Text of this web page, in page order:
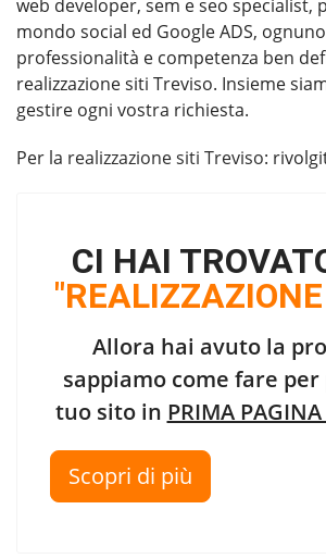
web developer, sem e seo specialist,
mondo social ed Google ADS,
professionalità e competenza ben
realizzazione siti Treviso. Insieme
gestire ogni vostra richiesta.
Per la realizzazione siti Treviso:
CI HAI
Allora hai avuto la
sappiamo come fare
tuo sito in PRIMA
Scopri di più